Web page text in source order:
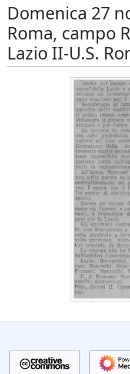
Domenica 27
Roma, campo
Lazio II-U.S.